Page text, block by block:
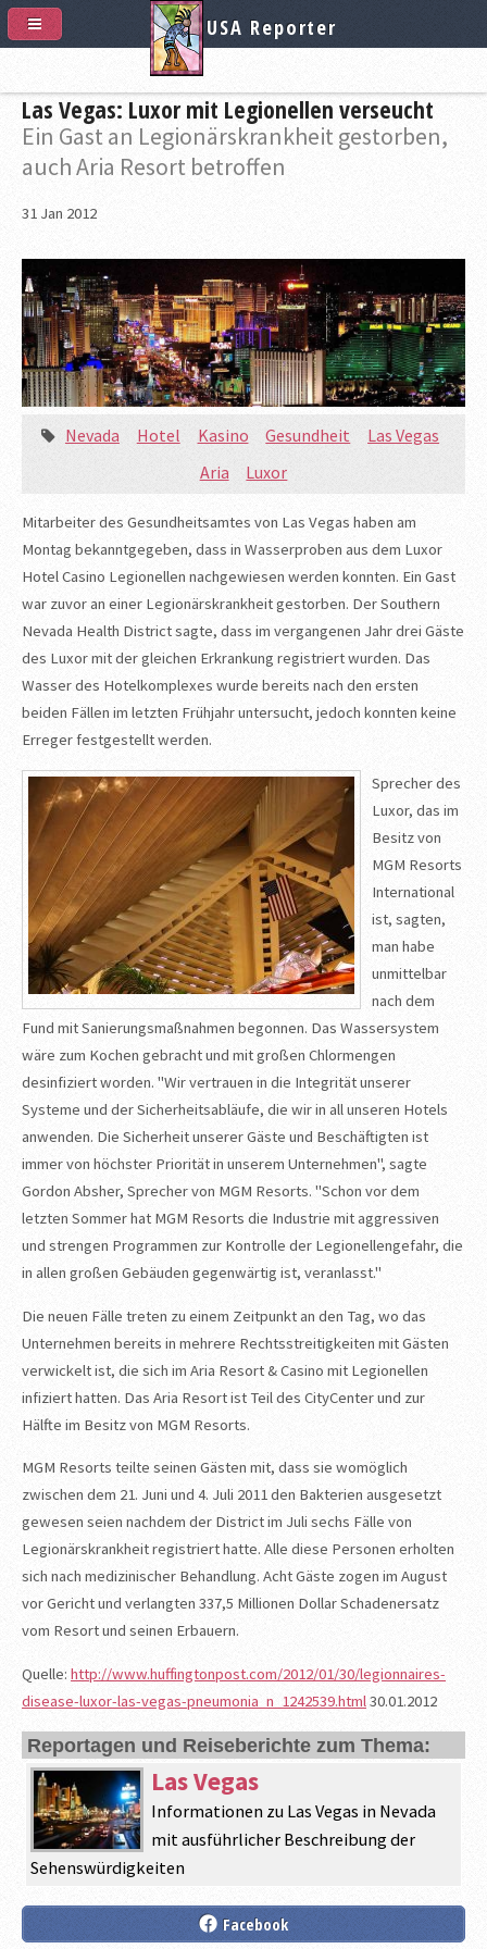
Las Vegas: Luxor mit Legionellen verseucht
Ein Gast an Legionärskrankheit gestorben,
auch Aria Resort betroffen
31 Jan 2012
Nevada Hotel Kasino Gesundheit
Las Vegas
Aria
Luxor
Mitarbeiter des Gesundheitsamtes von Las Vegas haben am
Montag bekanntgegeben, dass in Wasserproben aus dem Luxor
Hotel Casino Legionellen nachgewiesen werden konnten. Ein Gast
war zuvor an einer Legionärskrankheit gestorben. Der Southern
Nevada Health District sagte, dass im vergangenen Jahr drei Gäste
des Luxor mit der gleichen Erkrankung registriert wurden. Das
Wasser des Hotelkomplexes wurde bereits nach den ersten
beiden Fällen im letzten Frühjahr untersucht, jedoch konnten keine
Erreger festgestellt werden.
Sprecher des
Luxor, das im
Besitz von
MGM Resorts
International
ist, sagten,
man habe
unmittelbar
nach dem
Fund mit Sanierungsmaßnahmen begonnen. Das Wassersystem
wäre zum Kochen gebracht und mit großen Chlormengen
desinfiziert worden. "Wir vertrauen in die Integrität unserer
Systeme und der Sicherheitsabläufe, die wir in all unseren Hotels
anwenden. Die Sicherheit unserer Gäste und Beschäftigten ist
immer von höchster Priorität in unserem Unternehmen", sagte
Gordon Absher, Sprecher von MGM Resorts. "Schon vor dem
letzten Sommer hat MGM Resorts die Industrie mit aggressiven
und strengen Programmen zur Kontrolle der Legionellengefahr, die
in allen großen Gebäuden gegenwärtig ist, veranlasst."
Die neuen Fälle treten zu einem Zeitpunkt an den Tag, wo das
Unternehmen bereits in mehrere Rechtsstreitigkeiten mit Gästen
verwickelt ist, die sich im Aria Resort & Casino mit Legionellen
infiziert hatten. Das Aria Resort ist Teil des CityCenter und zur
Hälfte im Besitz von MGM Resorts.
MGM Resorts teilte seinen Gästen mit, dass sie womöglich
zwischen dem 21. Juni und 4. Juli 2011 den Bakterien ausgesetzt
gewesen seien nachdem der District im Juli sechs Fälle von
Legionärskrankheit registriert hatte. Alle diese Personen erholten
sich nach medizinischer Behandlung. Acht Gäste zogen im August
vor Gericht und verlangten 337,5 Millionen Dollar Schadenersatz
vom Resort und seinen Erbauern.
Quelle: http://www.huffingtonpost.com/2012/01/30/legionnaires-
disease-luxor-las-vegas-pneumonia_n_1242539.html30.01.2012
Reportagen und Reiseberichte zum Thema:
Las Vegas
Informationen zu Las Vegas in Nevada
mit ausführlicher Beschreibung der
Sehenswürdigkeiten
Facebook
USA Reporter